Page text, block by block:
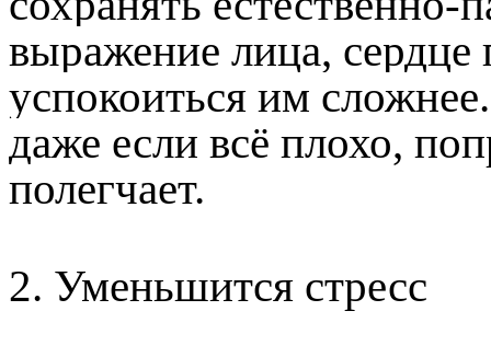
выражение лица, сердце
успокоиться им
даже если всё плохо,
полегчает.
2. Уменьшится стресс